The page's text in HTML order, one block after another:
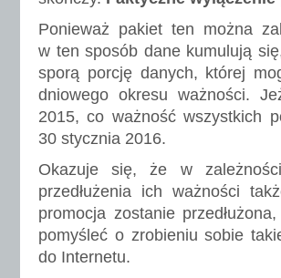
Ponieważ pakiet ten można
w ten sposób dane kumulują
sporą porcję danych, której
dniowego okresu ważności.
2015, co ważność wszystkich
30 stycznia 2016.
Okazuje się, że w
przedłużenia ich ważności
promocja zostanie
pomyśleć o zrobieniu sobie
do Internetu.